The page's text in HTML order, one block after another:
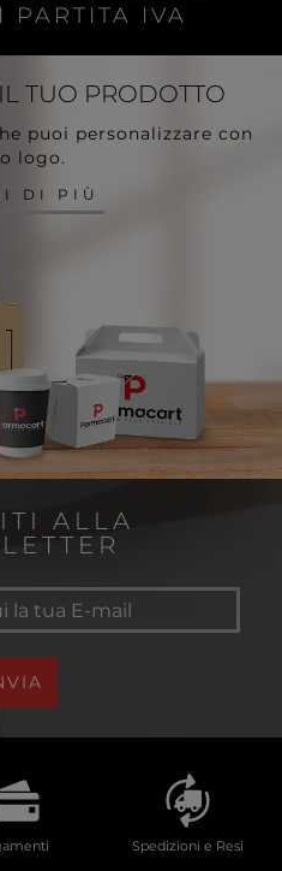
PARTITA IVA
IL TUO PRODOTTO
puoi personalizzare con
logo.
DI PIÙ
ALLA
Spedizioni e Resi